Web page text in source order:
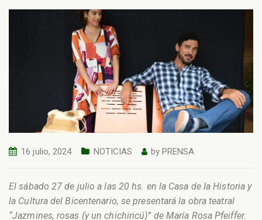
16 julio, 2024 NOTICIAS by PRENSA
El sábado 27 de julio a las 20 hs. en la Casa de la Historia y
la Cultura del Bicentenario, se presentará la obra teatral
“Jazmines, rosas (y un chichiricú)” de María Rosa Pfeiffer.